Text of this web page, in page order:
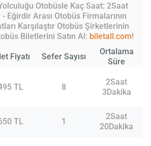
Otobüsle Kaç Saat: 2Saat
Eğirdir Arası Otobüs Firmalarının
Karşılaştır Otobüs Şirketlerinin
Biletlerini Satın Al: biletall.com!
Fiyatı Sefer Sayısı
Ortalama
Süre
TL 8
2Saat
3Dakika
TL 1
2Saat
20Dakika